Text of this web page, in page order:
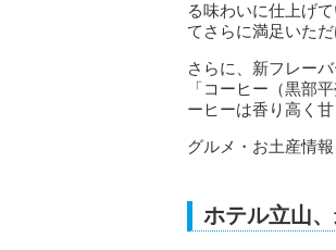
る味わいに仕上げ
てさらに満足いただ
さらに、新フレー
「コーヒー（黒部
ーヒーは香り高く
グルメ・お土産情報
ホテル立山